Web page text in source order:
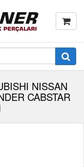
NISSAN
CABSTAR